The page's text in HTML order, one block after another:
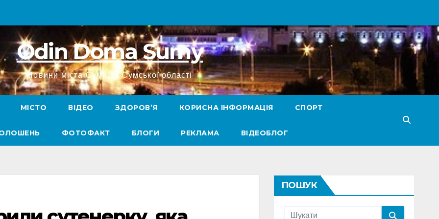
Odin Doma Sumy
Новини міста Суми та Сумської області
МІСТО ВІДЕО ЗДОРОВ’Я КОРИСНА ІНФОРМАЦІЯ СПОРТ
ФОТОФАКТ БЛОГИ РЕКЛАМА ВІДЕОБЛОГ
ПОШУК